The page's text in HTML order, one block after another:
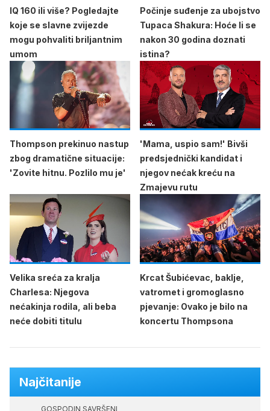
IQ 160 ili više? Pogledajte
koje se slavne zvijezde
mogu pohvaliti briljantnim
umom
Počinje suđenje za ubojstvo
Tupaca Shakura: Hoće li se
nakon 30 godina doznati
istina?
Thompson prekinuo nastup
zbog dramatične situacije:
'Zovite hitnu. Pozlilo mu je'
'Mama, uspio sam!' Bivši
predsjednički kandidat i
njegov nećak kreću na
Zmajevu rutu
Velika sreća za kralja
Charlesa: Njegova
nećakinja rodila, ali beba
neće dobiti titulu
Krcat Šubićevac, baklje,
vatromet i gromoglasno
pjevanje: Ovako je bilo na
koncertu Thompsona
Najčitanije
GOSPODIN SAVRŠENI